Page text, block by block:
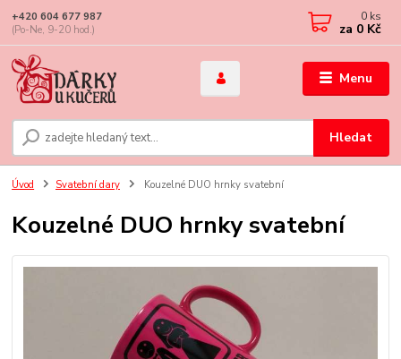
Menu
Hledat
+420 604 677 987
(Po-Ne, 9-20 hod.)
0 ks
za 0 Kč
Úvod Svatební dary Kouzelné DUO hrnky svatební
Kouzelné DUO hrnky svatební